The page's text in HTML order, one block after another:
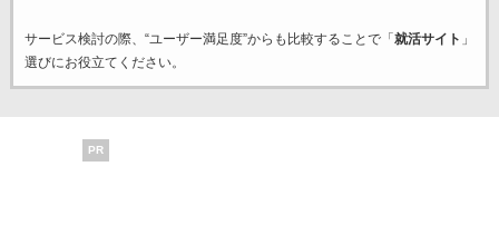
サービス検討の際、“ユーザー満足度”からも比較することで「 就活サイト 」
選びにお役立てください。
PR